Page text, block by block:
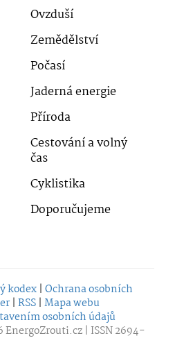
Ovzduší
Zemědělství
Počasí
Jaderná energie
Příroda
Cestování a volný
čas
Cyklistika
Doporučujeme
kodex | Ochrana osobních
| RSS | Mapa webu
osobních údajů
EnergoZrouti.cz | ISSN 2694-